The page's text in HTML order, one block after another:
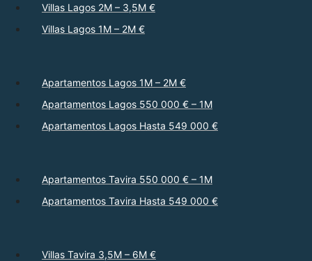
Villas Lagos 2M – 3,5M €
Villas Lagos 1M – 2M €
Apartamentos Lagos 1M – 2M €
Apartamentos Lagos 550 000 € – 1M
Apartamentos Lagos Hasta 549 000 €
Apartamentos Tavira 550 000 € – 1M
Apartamentos Tavira Hasta 549 000 €
Villas Tavira 3,5M – 6M €